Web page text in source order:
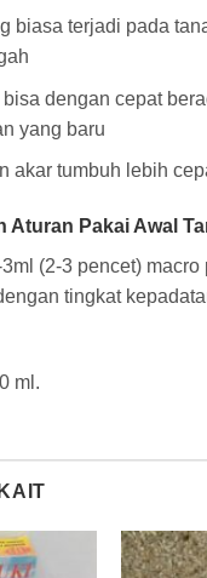
biasa terjadi pada
bisa dengan cepat
yang baru
akar tumbuh lebih
Aturan Pakai Awal
(2-3 pencet) macro
tingkat
ml.